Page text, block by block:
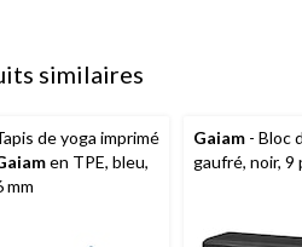
similaires
de yoga imprimé
en TPE, bleu,
mm
Gaiam - Bloc
gaufré, noir, 9